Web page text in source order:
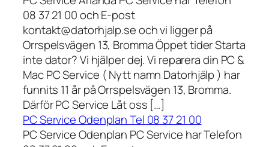
08 37 21 00 och E-post
kontakt@datorhjalp.se och vi ligger på
Orrspelsvägen 13, Bromma Öppet tider Starta
inte dator? Vi hjälper dej. Vi reparera din PC &
Mac PC Service ( Nytt namn Datorhjälp ) har
funnits 11 år på Orrspelsvägen 13, Bromma.
Därför PC Service Låt oss […]
PC Service Odenplan Tel 08 37 21 00
PC Service Odenplan PC Service har Telefon